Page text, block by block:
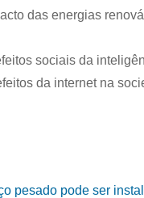
das energias
sociais da
da internet na
pesado pode ser